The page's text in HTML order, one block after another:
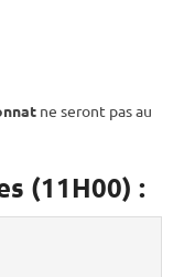
ne seront pas au
(11H00) :